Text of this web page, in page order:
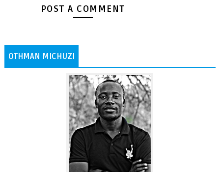
POST A COMMENT
OTHMAN MICHUZI